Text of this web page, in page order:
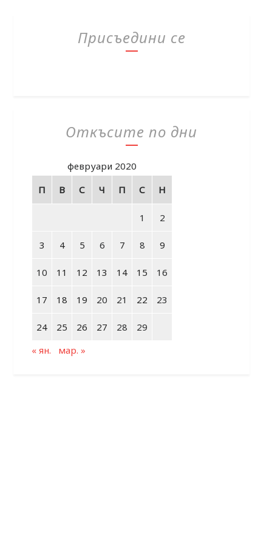
Присъедини се
Откъсите по дни
февруари 2020
П
В С Ч П С Н
1 2
3 4 5 6 7 8 9
10 11 12 13 14 15 16
17 18 19 20 21 22 23
24 25 26 27 28
29
« ян.
мар. »